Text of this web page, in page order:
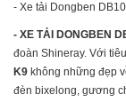
- Xe tải Dongben
- XE TẢI DONGBEN
đoàn Shineray. Với
K9 không những đẹp
đèn bixelong, gương